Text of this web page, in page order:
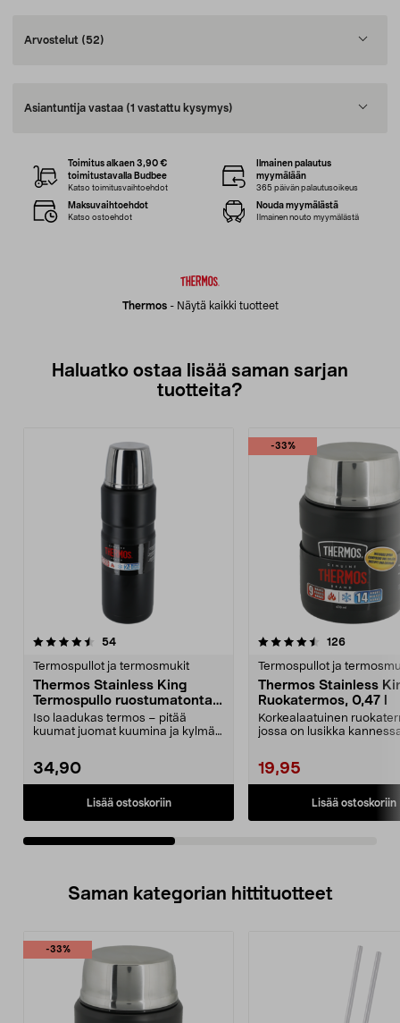
Arvostelut (52)
Asiantuntija vastaa (1 vastattu kysymys)
Thermos- Näytä kaikki tuotteet
Toimitus alkaen 3,90 €
toimitustavalla Budbee
Katso toimitusvaihtoehdot
Ilmainen palautus
myymälään
365 päivän palautusoikeus
Maksuvaihtoehdot
Katso ostoehdot
Nouda myymälästä
Ilmainen nouto myymälästä
Haluatko ostaa lisää saman sarjan
tuotteita?
54arvostelut
Termospullot ja termosmukit
Thermos Stainless King
Termospullo ruostumatonta
terästä, 1,2 l
Iso laadukas termos – pitää
kuumat juomat kuumina ja kylmät
34,90
Lisää ostoskoriin
-33%
4.5viidestä
126arvostelut
Termospullot ja
Thermos Stainless
Ruokatermos, 0,47 l
Korkealaatuinen
jossa on lusikka
19,95
Lisää ostoskoriin
4.5viidestä
Saman kategorian hittituotteet
-33%